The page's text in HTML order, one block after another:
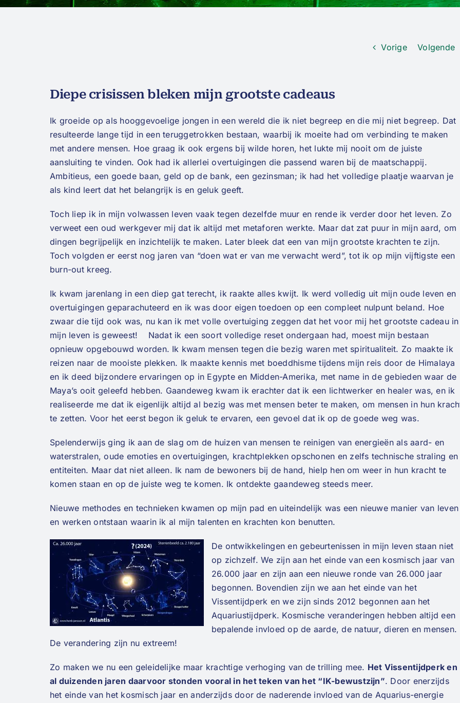
Vorige Volgende
Diepe crisissen bleken mijn grootste cadeaus
Ik groeide op als hooggevoelige jongen in een wereld die ik niet begreep en die mij niet begreep. Dat
resulteerde lange tijd in een teruggetrokken bestaan, waarbij ik moeite had om verbinding te maken
met andere mensen. Hoe graag ik ook ergens bij wilde horen, het lukte mij nooit om de juiste
aansluiting te vinden. Ook had ik allerlei overtuigingen die passend waren bij de maatschappij.
Ambitieus, een goede baan, geld op de bank, een gezinsman; ik had het volledige plaatje waarvan je
als kind leert dat het belangrijk is en geluk geeft.
Toch liep ik in mijn volwassen leven vaak tegen dezelfde muur en rende ik verder door het leven. Zo
verweet een oud werkgever mij dat ik altijd met metaforen werkte. Maar dat zat puur in mijn aard, om
dingen begrijpelijk en inzichtelijk te maken. Later bleek dat een van mijn grootste krachten te zijn.
Toch volgden er eerst nog jaren van “doen wat er van me verwacht werd”, tot ik op mijn vijftigste een
burn-out kreeg.
Ik kwam jarenlang in een diep gat terecht, ik raakte alles kwijt. Ik werd volledig uit mijn oude leven en
overtuigingen geparachuteerd en ik was door eigen toedoen op een compleet nulpunt beland. Hoe
zwaar die tijd ook was, nu kan ik met volle overtuiging zeggen dat het voor mij het grootste cadeau in
mijn leven is geweest! Nadat ik een soort volledige reset ondergaan had, moest mijn bestaan
opnieuw opgebouwd worden. Ik kwam mensen tegen die bezig waren met spiritualiteit. Zo maakte ik
reizen naar de mooiste plekken. Ik maakte kennis met boeddhisme tijdens mijn reis door de Himalaya
en ik deed bijzondere ervaringen op in Egypte en Midden-Amerika, met name in de gebieden waar de
Maya’s ooit geleefd hebben. Gaandeweg kwam ik erachter dat ik een lichtwerker en healer was, en ik
realiseerde me dat ik eigenlijk altijd al bezig was met mensen beter te maken, om mensen in hun
te zetten. Voor het eerst begon ik geluk te ervaren, een gevoel dat ik op de goede weg was.
Spelenderwijs ging ik aan de slag om de huizen van mensen te reinigen van energieën als aard- en
waterstralen, oude emoties en overtuigingen, krachtplekken opschonen en zelfs technische straling en
entiteiten. Maar dat niet alleen. Ik nam de bewoners bij de hand, hielp hen om weer in hun kracht te
komen staan en op de juiste weg te komen. Ik ontdekte gaandeweg steeds meer.
Nieuwe methodes en technieken kwamen op mijn pad en uiteindelijk was een nieuwe manier van leven
en werken ontstaan waarin ik al mijn talenten en krachten kon benutten.
De ontwikkelingen en gebeurtenissen in mijn leven staan niet
op zichzelf. We zijn aan het einde van een kosmisch jaar van
26.000 jaar en zijn aan een nieuwe ronde van 26.000 jaar
begonnen. Bovendien zijn we aan het einde van het
Vissentijdperk en we zijn sinds 2012 begonnen aan het
Aquariustijdperk. Kosmische veranderingen hebben altijd een
bepalende invloed op de aarde, de natuur, dieren en mensen.
De verandering zijn nu extreem!
Zo maken we nu een geleidelijke maar krachtige verhoging van de trilling mee. Het Vissentijdperk en
al duizenden jaren daarvoor stonden vooral in het teken van het “IK-bewustzijn”. Door enerzijds
het einde van het kosmisch jaar en anderzijds door de naderende invloed van de Aquarius-energie